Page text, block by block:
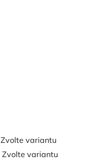
Zvolte variantu
Zvolte variantu